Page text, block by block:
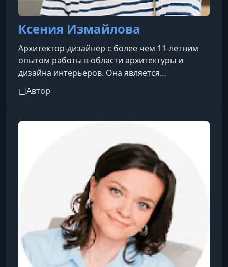
Ксения Измайлова
Архитектор-дизайнер с более чем 11-летним
опытом работы в области архитектуры и
дизайна интерьеров. Она является
совладелицей дизайн-студии и активно
делится своим профессиональным опытом,
различных дизайн-конференциях. Ксения
направленные на повышение квалификации
дизайнеров и эффективное привлечение
Автор